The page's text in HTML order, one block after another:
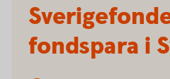
fondspara i